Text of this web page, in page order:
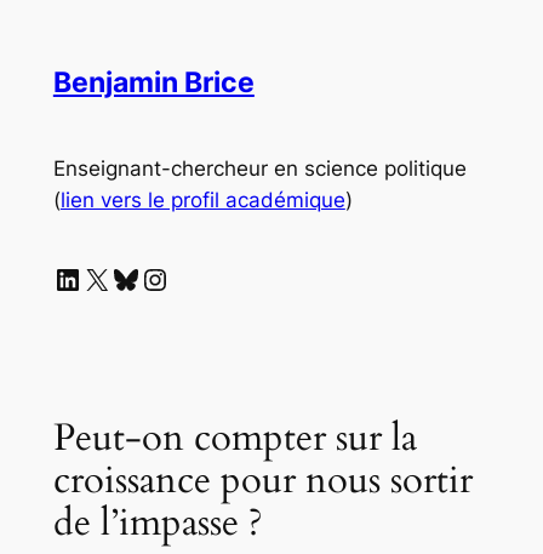
contenuBenjamin Brice
Enseignant-chercheur en science politique
(lien vers le profil académique)
LinkedIn
X Bluesky
Instagram
Peut-on compter sur la
croissance pour nous sortir
de l’impasse ?